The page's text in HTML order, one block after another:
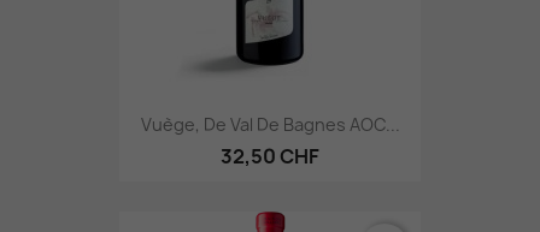
Vuège, De Val De Bagnes AOC...
32,50 CHF